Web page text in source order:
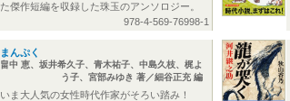
た傑作短編を収録した珠玉のアンソロジー。
978-4-569-76998-1
まんぷく
畠中 恵、坂井希久子、青木祐子、中島久枝、梶よ
う子、宮部みゆき 著／細谷正充 編
いま大人気の女性時代作家がそろい踏み！